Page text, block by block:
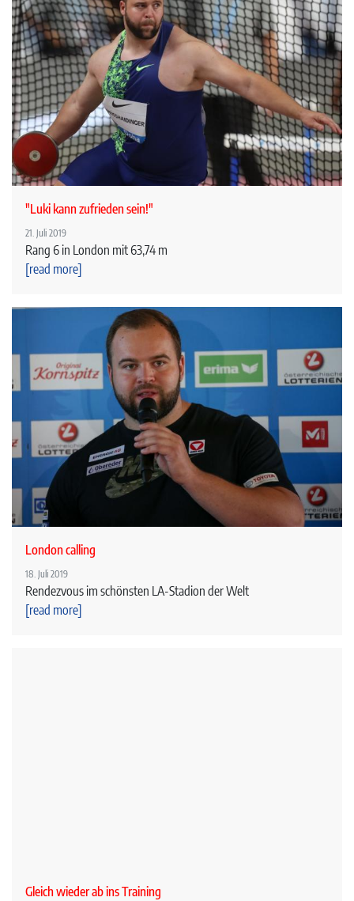
"Luki kann zufrieden sein!"
21. Juli 2019
Rang 6 in London mit 63,74 m
[read more]
London calling
18. Juli 2019
Rendezvous im schönsten LA-Stadion der Welt
[read more]
Gleich wieder ab ins Training